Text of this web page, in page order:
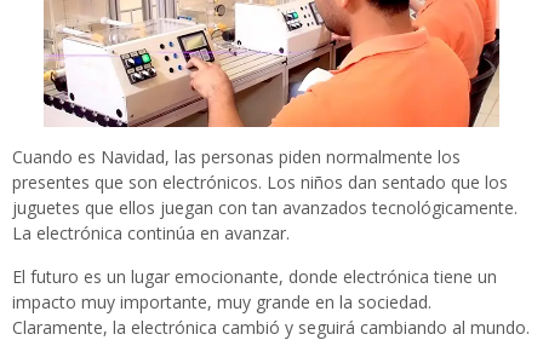
Cuando es Navidad, las personas piden normalmente los
presentes que son electrónicos. Los niños dan sentado que los
juguetes que ellos juegan con tan avanzados tecnológicamente.
La electrónica continúa en avanzar.
El futuro es un lugar emocionante, donde electrónica tiene un
impacto muy importante, muy grande en la sociedad.
Claramente, la electrónica cambió y seguirá cambiando al mundo.